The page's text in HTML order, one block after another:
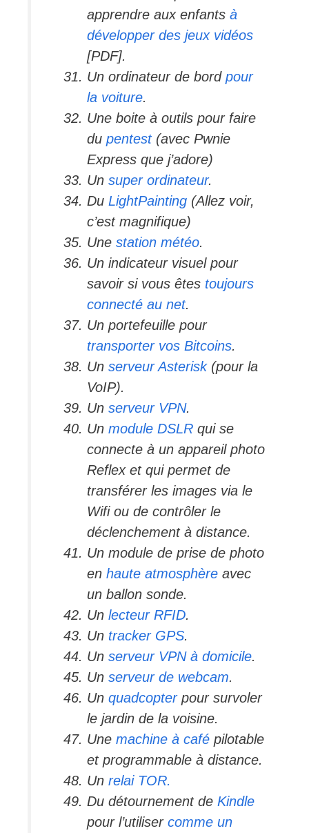
apprendre aux enfantsà
développer des jeux vidéos
[PDF].
Un ordinateur de bordpour
la voiture.
Une boite à outils pour faire
dupentest(avec Pwnie
Express que j’adore)
Unsuper ordinateur.
DuLightPainting (Allez voir,
c’est magnifique)
Unestation météo.
Un indicateur visuel pour
savoir si vous êtes toujours
connecté au net.
Un portefeuille pour
transporter vos Bitcoins.
Unserveur Asterisk(pour la
VoIP).
Unserveur VPN.
Unmodule DSLR qui se
connecte à un appareil photo
Reflex et qui permet de
transférer les images via le
Wifi ou de contrôler le
déclenchement à distance.
Un module de prise de photo
enhaute atmosphère avec
un ballon sonde.
Unlecteur RFID.
Un tracker GPS.
Unserveur VPN à domicile.
Unserveur de webcam.
Unquadcopterpour survoler
le jardin de la voisine.
Unemachine à café pilotable
et programmable à distance.
Unrelai TOR.
Du détournement deKindle
pour l’utilisercomme un